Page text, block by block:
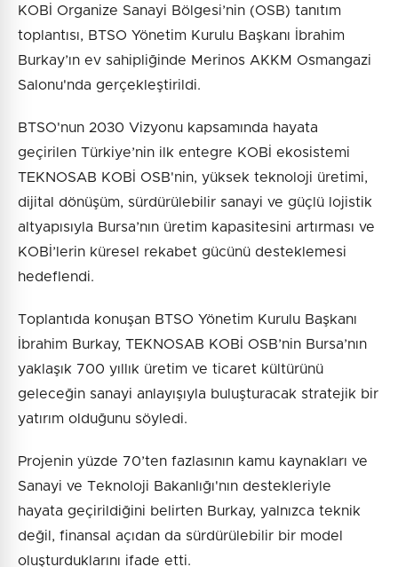
KOBİ Organize Sanayi Bölgesi’nin (OSB) tanıtım
toplantısı, BTSO Yönetim Kurulu Başkanı İbrahim
Burkay’ın ev sahipliğinde Merinos AKKM Osmangazi
Salonu'nda gerçekleştirildi.
BTSO'nun 2030 Vizyonu kapsamında hayata
geçirilen Türkiye’nin ilk entegre KOBİ ekosistemi
TEKNOSAB KOBİ OSB'nin, yüksek teknoloji üretimi,
dijital dönüşüm, sürdürülebilir sanayi ve güçlü lojistik
altyapısıyla Bursa’nın üretim kapasitesini artırması ve
KOBİ’lerin küresel rekabet gücünü desteklemesi
hedeflendi.
Toplantıda konuşan BTSO Yönetim Kurulu Başkanı
İbrahim Burkay, TEKNOSAB KOBİ OSB’nin Bursa’nın
yaklaşık 700 yıllık üretim ve ticaret kültürünü
geleceğin sanayi anlayışıyla buluşturacak stratejik bir
yatırım olduğunu söyledi.
Projenin yüzde 70’ten fazlasının kamu kaynakları ve
Sanayi ve Teknoloji Bakanlığı'nın destekleriyle
hayata geçirildiğini belirten Burkay, yalnızca teknik
değil, finansal açıdan da sürdürülebilir bir model
oluşturduklarını ifade etti.